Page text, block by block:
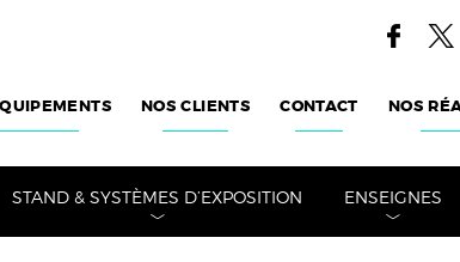
NOS CLIENTS CONTACT NOS
STAND & SYSTÈMES D’EXPOSITION ENSEIGNES